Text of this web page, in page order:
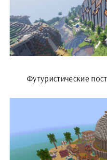
Футуристические